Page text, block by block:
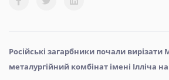
Російські загарбники почали вирізати
металургійний комбінат імені Ілліча